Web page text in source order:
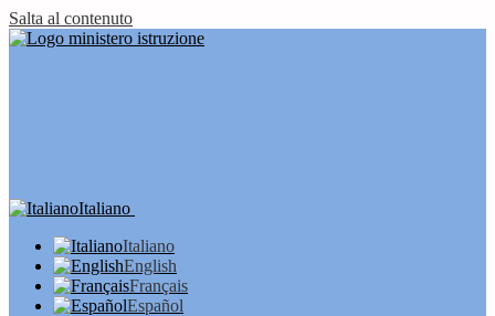
Salta al contenuto
Italiano
Italiano
English
Français
Español